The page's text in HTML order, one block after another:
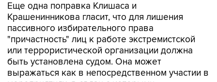
Еще одна поправка Клишаса и
Крашенинникова гласит, что для лишения
пассивного избирательного права
"причастность" лиц к работе экстремистской
или террористической организации должна
быть установлена судом. Она может
выражаться как в непосредственном участии в